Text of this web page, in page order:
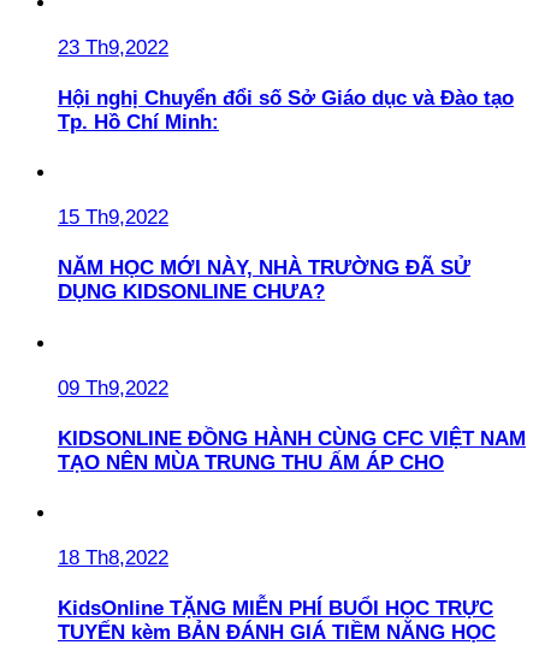
23 Th9,2022
Hội nghị Chuyển đổi số Sở Giáo dục và Đào tạo
Tp. Hồ Chí Minh:
15 Th9,2022
NĂM HỌC MỚI NÀY, NHÀ TRƯỜNG ĐÃ SỬ
DỤNG KIDSONLINE CHƯA?
09 Th9,2022
KIDSONLINE ĐỒNG HÀNH CÙNG CFC VIỆT NAM
TẠO NÊN MÙA TRUNG THU ẤM ÁP CHO
18 Th8,2022
KidsOnline TẶNG MIỄN PHÍ BUỔI HỌC TRỰC
TUYẾN kèm BẢN ĐÁNH GIÁ TIỀM NĂNG HỌC